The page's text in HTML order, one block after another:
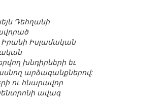
Դեհղանի
Իրանի Իսլամական
խնդիրների եւ
արձագանքներով:
ու հնարավոր
ավագ